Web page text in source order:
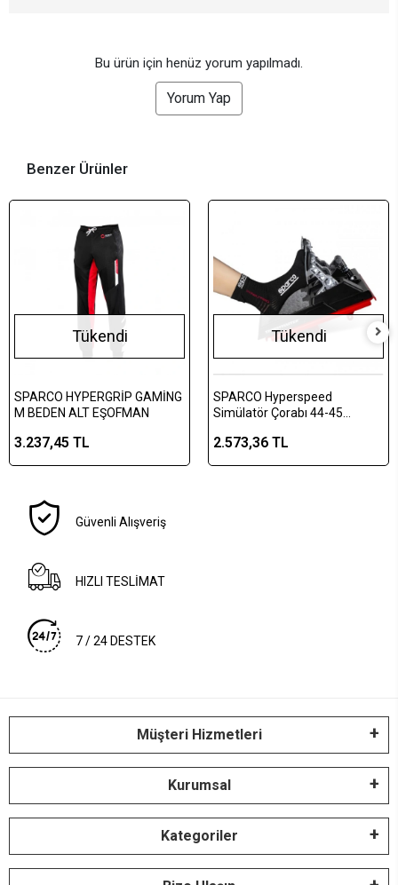
Bu ürün için henüz yorum yapılmadı.
Yorum Yap
Benzer Ürünler
Tükendi
SPARCO HYPERGRİP GAMİNG
M BEDEN ALT EŞOFMAN
3.237,45 TL
Tükendi
SPARCO Hyperspeed
Simülatör Çorabı 44-45
2.573,36 TL
Güvenli Alışveriş
HIZLI TESLİMAT
7 / 24 DESTEK
Müşteri Hizmetleri
Kurumsal
Kategoriler